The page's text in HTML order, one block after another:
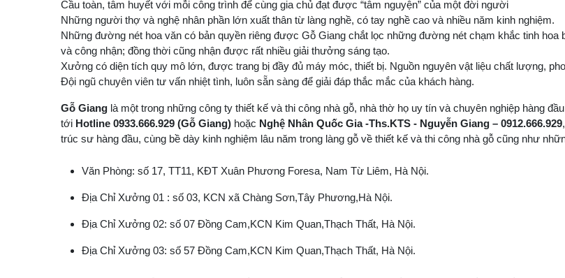
Cầu toàn, tâm huyết với mỗi công trình để cùng gia chủ đạt được “tâm nguyện” của một đời người
Những người thợ và nghệ nhân phần lớn xuất thân từ làng nghề, có tay nghề cao và nhiều năm kinh nghiệm.
Những đường nét hoa văn có bản quyền riêng được Gỗ Giang chắt lọc những đường nét chạm khắc tinh
và công nhận; đồng thời cũng nhận được rất nhiều giải thưởng sáng tạo.
Xưởng có diện tích quy mô lớn, được trang bị đầy đủ máy móc, thiết bị. Nguồn nguyên vật liệu chất lượng,
Đội ngũ chuyên viên tư vấn nhiệt tình, luôn sẵn sàng để giải đáp thắc mắc của khách hàng.
Gỗ Giang là một trong những công ty thiết kế và thi công nhà gỗ, nhà thờ họ uy tín và chuyên nghiệp hàng
tới Hotline 0933.666.929 (Gỗ Giang) hoặc Nghệ Nhân Quốc Gia -Ths.KTS - Nguyễn Giang – 0912.666.929
trúc sư hàng đầu, cùng bề dày kinh nghiệm lâu năm trong làng gỗ về thiết kế và thi công nhà gỗ cũng như
Văn Phòng: số 17, TT11, KĐT Xuân Phương Foresa, Nam Từ Liêm, Hà Nội.
Địa Chỉ Xưởng 01 : số 03, KCN xã Chàng Sơn,Tây Phương,Hà Nội.
Địa Chỉ Xưởng 02: số 07 Đồng Cam,KCN Kim Quan,Thạch Thất, Hà Nội.
Địa Chỉ Xưởng 03: số 57 Đồng Cam,KCN Kim Quan,Thạch Thất, Hà Nội.